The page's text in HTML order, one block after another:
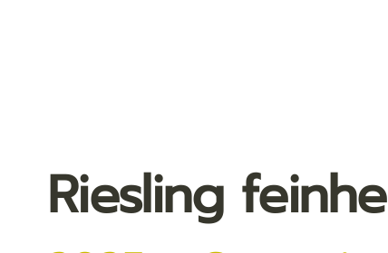
Riesling